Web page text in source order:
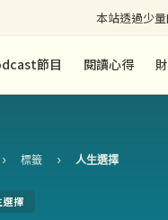
本站透過少
節目 閱讀心得
› 標籤 › 人生選擇
選擇